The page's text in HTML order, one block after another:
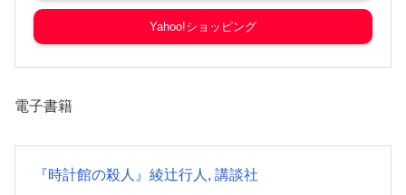
Yahoo!ショッピング
電子書籍
『時計館の殺人』綾辻行人, 講談社